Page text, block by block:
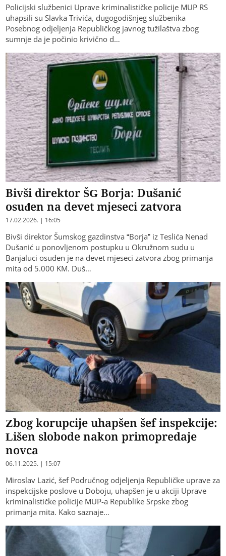
Policijski službenici Uprave kriminalističke policije MUP RS
uhapsili su Slavka Trivića, dugogodišnjeg službenika
Posebnog odjeljenja Republičkog javnog tužilaštva zbog
sumnje da je počinio krivično d…
Bivši direktor ŠG Borja: Dušanić
osuđen na devet mjeseci zatvora
17.02.2026. | 16:05
Bivši direktor Šumskog gazdinstva “Borja” iz Teslića Nenad
Dušanić u ponovljenom postupku u Okružnom sudu u
Banjaluci osuđen je na devet mjeseci zatvora zbog primanja
mita od 5.000 KM. Duš…
Zbog korupcije uhapšen šef inspekcije:
Lišen slobode nakon primopredaje
novca
06.11.2025. | 15:07
Miroslav Lazić, šef Područnog odjeljenja Republičke uprave za
inspekcijske poslove u Doboju, uhapšen je u akciji Uprave
kriminalističke policije MUP-a Republike Srpske zbog
primanja mita. Kako saznaje…